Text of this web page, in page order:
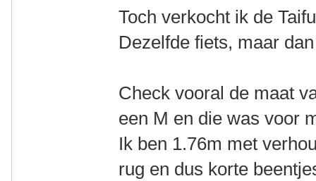
Toch verkocht ik de
Dezelfde fiets, maar
Check vooral de maat
een M en die was voor
Ik ben 1.76m met
rug en dus korte